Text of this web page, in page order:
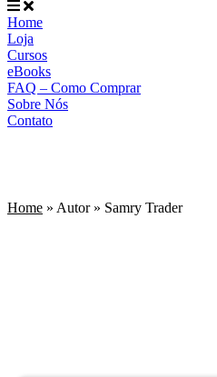
Home
Loja
Cursos
eBooks
FAQ – Como Comprar
Sobre Nós
Contato
Home » Autor» Samry Trader